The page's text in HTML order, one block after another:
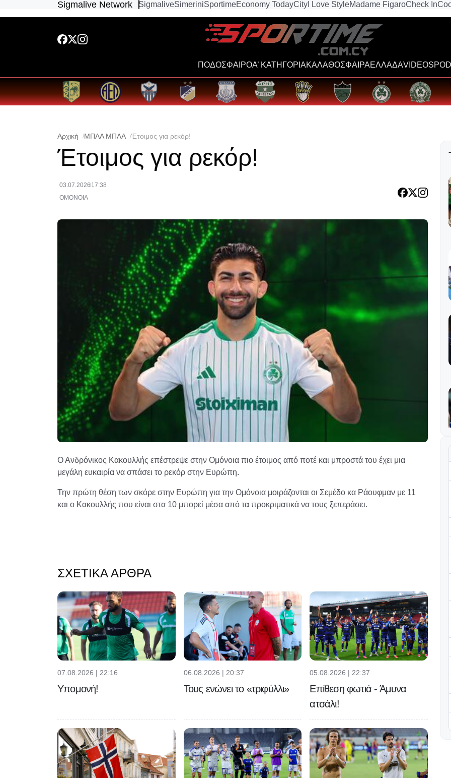
Sigmalive Network SigmaliveSimeriniSportimeEconomy TodayCity I Love StyleMadame FigaroCheck In
ΠΟΔΟΣΦΑΙΡΟΑ’ ΚΑΤΗΓΟΡΙΑΚΑΛΑΘΟΣΦΑΙΡΑΕΛΛΑΔΑVIDEOS
Αρχική ΜΠΛΑ ΜΠΛΑ Έτοιμος για ρεκόρ!
Έτοιμος για ρεκόρ!
03.07.2026 17:38
ΟΜΟΝΟΙΑ
Ο Ανδρόνικος Κακουλλής επέστρεψε στην Ομόνοια πιο έτοιμος από ποτέ και μπροστά του έχει μια
μεγάλη ευκαιρία να σπάσει το ρεκόρ στην Ευρώπη.
Την πρώτη θέση των σκόρε στην Ευρώπη για την Ομόνοια μοιράζονται οι Σεμέδο κα Ράουφμαν με 11
και ο Κακουλλής που είναι στα 10 μπορεί μέσα από τα προκριματικά να τους ξεπεράσει.
ΣΧΕΤΙΚΆ ΆΡΘΡΑ
07.08.2026 | 22:16
Υπομονή!
06.08.2026 | 20:37
Τους ενώνει το «τριφύλλι»
05.08.2026 | 22:37
Επίθεση φωτιά - Άμυνα
ατσάλι!